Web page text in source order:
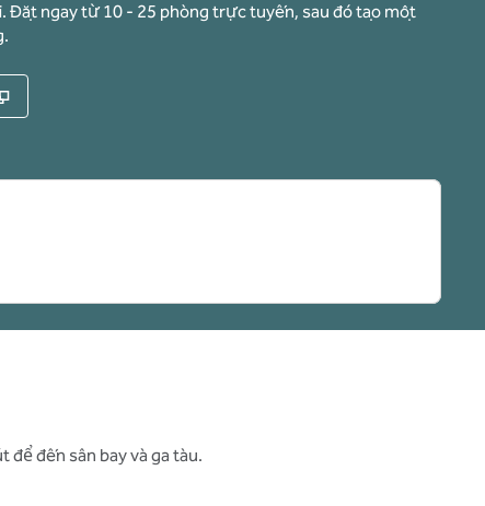
Đặt ngay từ 10 - 25 phòng trực tuyến, sau đó tạo một
,
để đến sân bay và ga tàu.